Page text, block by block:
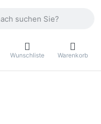
Wunschliste Warenkorb